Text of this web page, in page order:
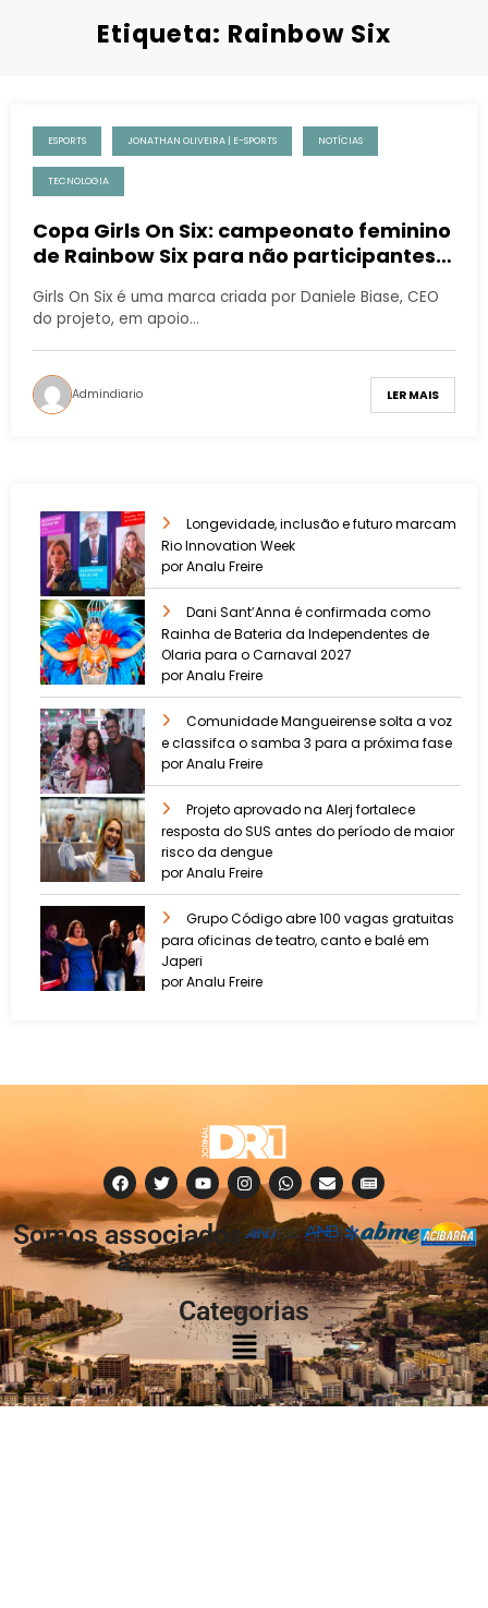
Etiqueta: Rainbow Six
ESPORTS JONATHAN OLIVEIRA | E-SPORTS NOTÍCIAS
TECNOLOGIA
Copa Girls On Six: campeonato feminino
de Rainbow Six para não participantes
Girls On Six é uma marca criada por Daniele Biase, CEO
do projeto, em apoio…
Admindiario LER MAIS
Longevidade, inclusão e futuro marcam
Rio Innovation Week
por Analu Freire
Dani Sant’Anna é confirmada como
Rainha de Bateria da Independentes de
Olaria para o Carnaval 2027
por Analu Freire
Comunidade Mangueirense solta a voz
e classifca o samba 3 para a próxima fase
por Analu Freire
Projeto aprovado na Alerj fortalece
resposta do SUS antes do período de maior
risco da dengue
por Analu Freire
Grupo Código abre 100 vagas gratuitas
para oficinas de teatro, canto e balé em
Japeri
por Analu Freire
Somos associados
à:
Categorias